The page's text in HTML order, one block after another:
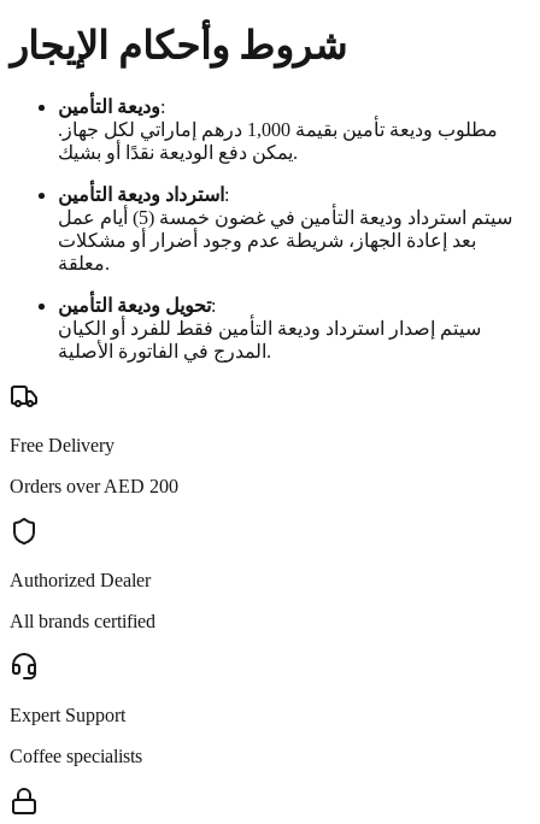
شروط وأحكام الإيجار
وديعة التأمين:
مطلوب وديعة تأمين بقيمة 1,000 درهم إماراتي لكل جهاز.
يمكن دفع الوديعة نقدًا أو بشيك.
استرداد وديعة التأمين :
سيتم استرداد وديعة التأمين في غضون خمسة (5) أيام عمل
بعد إعادة الجهاز، شريطة عدم وجود أضرار أو مشكلات
معلقة.
تحويل وديعة التأمين:
سيتم إصدار استرداد وديعة التأمين فقط للفرد أو الكيان
المدرج في الفاتورة الأصلية.
Free Delivery
Orders over AED 200
Authorized Dealer
All brands certified
Expert Support
Coffee specialists